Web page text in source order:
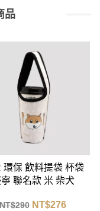
品
環保 飲料提袋 杯袋
聯名款 米 柴犬
NT$290 NT$276